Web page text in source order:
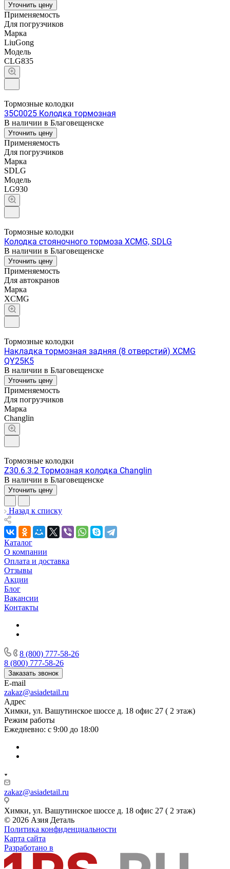
Уточнить цену
Применяемость
Для погрузчиков
Марка
LiuGong
Модель
CLG835
Тормозные колодки
35C0025 Колодка тормозная
В наличии в Благовещенске
Уточнить цену
Применяемость
Для погрузчиков
Марка
SDLG
Модель
LG930
Тормозные колодки
Колодка стояночного тормоза XCMG, SDLG
В наличии в Благовещенске
Уточнить цену
Применяемость
Для автокранов
Марка
XCMG
Тормозные колодки
Накладка тормозная задняя (8 отверстий) XCMG
QY25K5
В наличии в Благовещенске
Уточнить цену
Применяемость
Для погрузчиков
Марка
Changlin
Тормозные колодки
Z30.6.3.2 Тормозная колодка Changlin
В наличии в Благовещенске
Уточнить цену
Назад к списку
Каталог
О компании
Оплата и доставка
Отзывы
Акции
Блог
Вакансии
Контакты
8 (800) 777-58-26
8 (800) 777-58-26
Заказать звонок
E-mail
zakaz@asiadetail.ru
Адрес
Химки, ул. Вашутинское шоссе д. 18 офис 27 ( 2 этаж)
Режим работы
Ежедневно: с 9:00 до 18:00
zakaz@asiadetail.ru
Химки, ул. Вашутинское шоссе д. 18 офис 27 ( 2 этаж)
© 2026 Азия Деталь
Политика конфиденциальности
Карта сайта
Разработано в